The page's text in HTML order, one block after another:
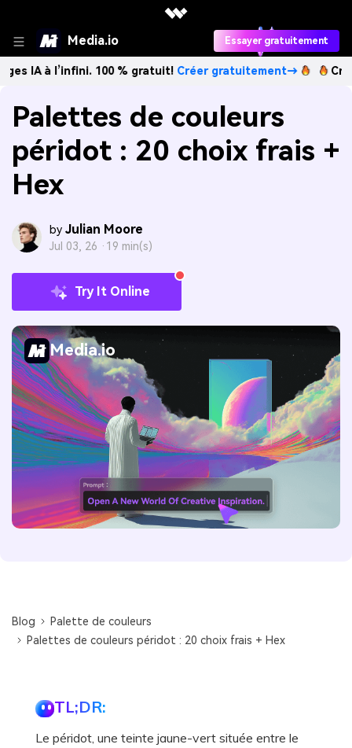
Media.io Essayer gratuitement
100 % gratuit!Créer gratuitement→ Créez des
Palettes de couleurs
péridot : 20 choix frais +
Hex
by Julian Moore
Jul 03, 26 · 19 min(s)
Try It Online
Media.io
Blog
Palette de couleurs
Palettes de couleurs péridot : 20 choix frais + Hex
TL;DR:
Le péridot, une teinte jaune-vert située entre le